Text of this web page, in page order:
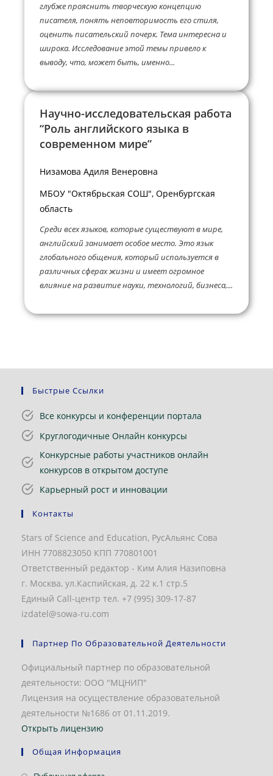
глубже прояснить творческую концепцию
писателя, понять неповторимость его стиля,
оценить писательский почерк. Тема интересна и
широка. Исследование этой темы привело к
выводу, что, может быть, именно...
Научно-исследовательская работа
“Роль английского языка в
современном мире”
Низамова Адиля Венеровна
МБОУ "Октябрьская СОШ", Оренбургская
область
Среди всех языков, которые существуют в мире,
английский занимает особое место. Это язык
глобального общения, который используется в
различных сферах жизни и имеет огромное
влияние на развитие науки, технологий, бизнеса,...
Быстрые Ссылки
Все конкурсы и конференции портала
Круглогодичные Онлайн конкурсы
Конкурсные работы участников онлайн
конкурсов в открытом доступе
Карьерный рост и инновации
Контакты
Stars of Science and Education, РусАльянс Сова
ИНН 7708823050 КПП 770801001
Ответственный редактор - Ким Алия Назиповна
г. Москва, ул.Каспийская, д. 22 к.1 стр.5
Единый Call-центр тел. +7 (995) 309-17-87
izdatel@sowa-ru.com
Партнер По Образовательной Деятельности
Официальный партнер по образовательной
деятельности: ООО "МЦНИП"
Лицензия на осуществление образовательной
деятельности №1686 от 01.11.2019.
Открыть лицензию
Общая Информация